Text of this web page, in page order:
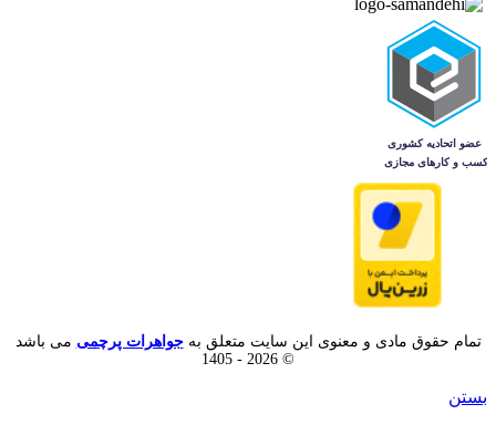
تمام حقوق مادی و معنوی این سایت متعلق بهجواهرات پرچمی می باشد
© 2026 - 1405
بستن